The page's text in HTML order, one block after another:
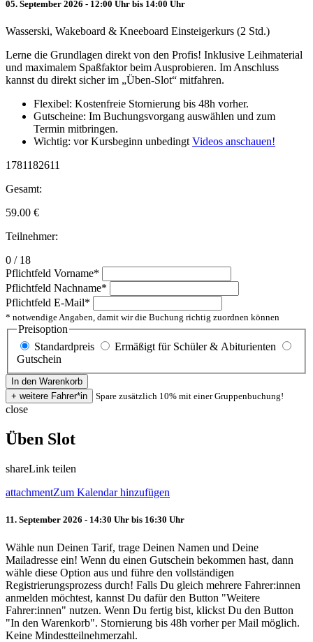
05. September 2026 - 12:00 Uhr bis 14:00 Uhr
Wasserski, Wakeboard & Kneeboard Einsteigerkurs (2 Std.)
Lerne die Grundlagen direkt von den Profis! Inklusive Leihmaterial
und maximalem Spaßfaktor beim Ausprobieren. Im Anschluss
kannst du direkt sicher im „Üben-Slot“ mitfahren.
Flexibel: Kostenfreie Stornierung bis 48h vorher.
Gutscheine: Im Buchungsvorgang auswählen und zum
Termin mitbringen.
Wichtig: vor Kursbeginn unbedingt Videos anschauen!
1781182611
Gesamt:
59.00 €
Teilnehmer:
0 / 18
Pflichtfeld Vorname*
Pflichtfeld Nachname*
Pflichtfeld E-Mail*
* notwendige Angaben, damit wir die Buchung richtig zuordnen können
Preisoption
Standardpreis
Ermäßigt für Schüler & Abiturienten
Gutschein
Spare zusätzlich 10% mit einer Gruppenbuchung!
close
Üben Slot
shareLink teilen
attachmentZum Kalendar hinzufügen
11. September 2026 - 14:30 Uhr bis 16:30 Uhr
Wähle nun Deinen Tarif, trage Deinen Namen und Deine
Mailadresse ein! Wenn du einen Gutschein bekommen hast, dann
wähle diese Option aus und führe den vollständigen
Registrierungsprozess durch! Falls Du gleich mehrere Fahrer:innen
anmelden möchtest, kannst Du dafür den Button "Weitere
Fahrer:innen" nutzen. Wenn Du fertig bist, klickst Du den Button
"In den Warenkorb". Stornierung bis 48h vorher per Mail möglich.
Keine Mindestteilnehmerzahl.